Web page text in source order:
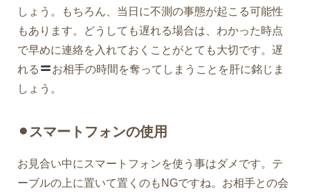
しょう。もちろん、当日に不測の事態が起こる可能性
もあります。どうしても遅れる場合は、わかった時点
で早めに連絡を入れておくことがとても大切です。遅
れる
お相手の時間を奪ってしまうことを肝に銘じま
しょう。
⚫︎スマートフォンの使用
お見合い中にスマートフォンを使う事はダメです。テ
ーブルの上に置いて置くのもNGですね。お相手との会